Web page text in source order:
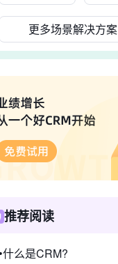
更多场景解决方案
推荐阅读
什么是CRM?